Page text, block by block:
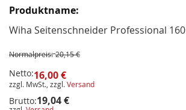
Wiha Seitenschneider Professional 160
Normalpreis: 20,15 €
Netto:16,00 €
zzgl. MwSt., zzgl.Versand
Brutto:19,04 €